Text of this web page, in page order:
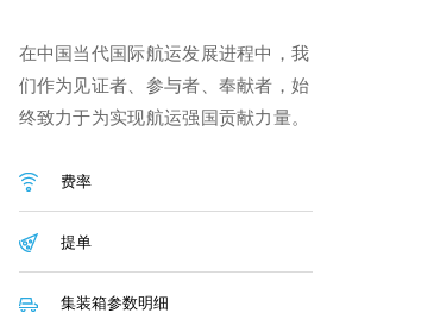
在中国当代国际航运发展进程中，我
们作为见证者、参与者、奉献者，始
终致力于为实现航运强国贡献力量。
费率
提单
集装箱参数明细